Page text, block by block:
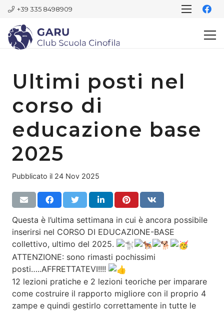
+39 335 8498909
Ultimi posti nel
corso di
educazione base
2025
Pubblicato il 24 Nov 2025
Questa è l’ultima settimana in cui è ancora possibile
inserirsi nel CORSO DI EDUCAZIONE-BASE
collettivo, ultimo del 2025.
ATTENZIONE: sono rimasti pochissimi
posti…..AFFRETTATEVI!!!!
12 lezioni pratiche e 2 lezioni teoriche per imparare
come costruire il rapporto migliore con il proprio 4
zampe e quindi gestirlo correttamente in tutte le